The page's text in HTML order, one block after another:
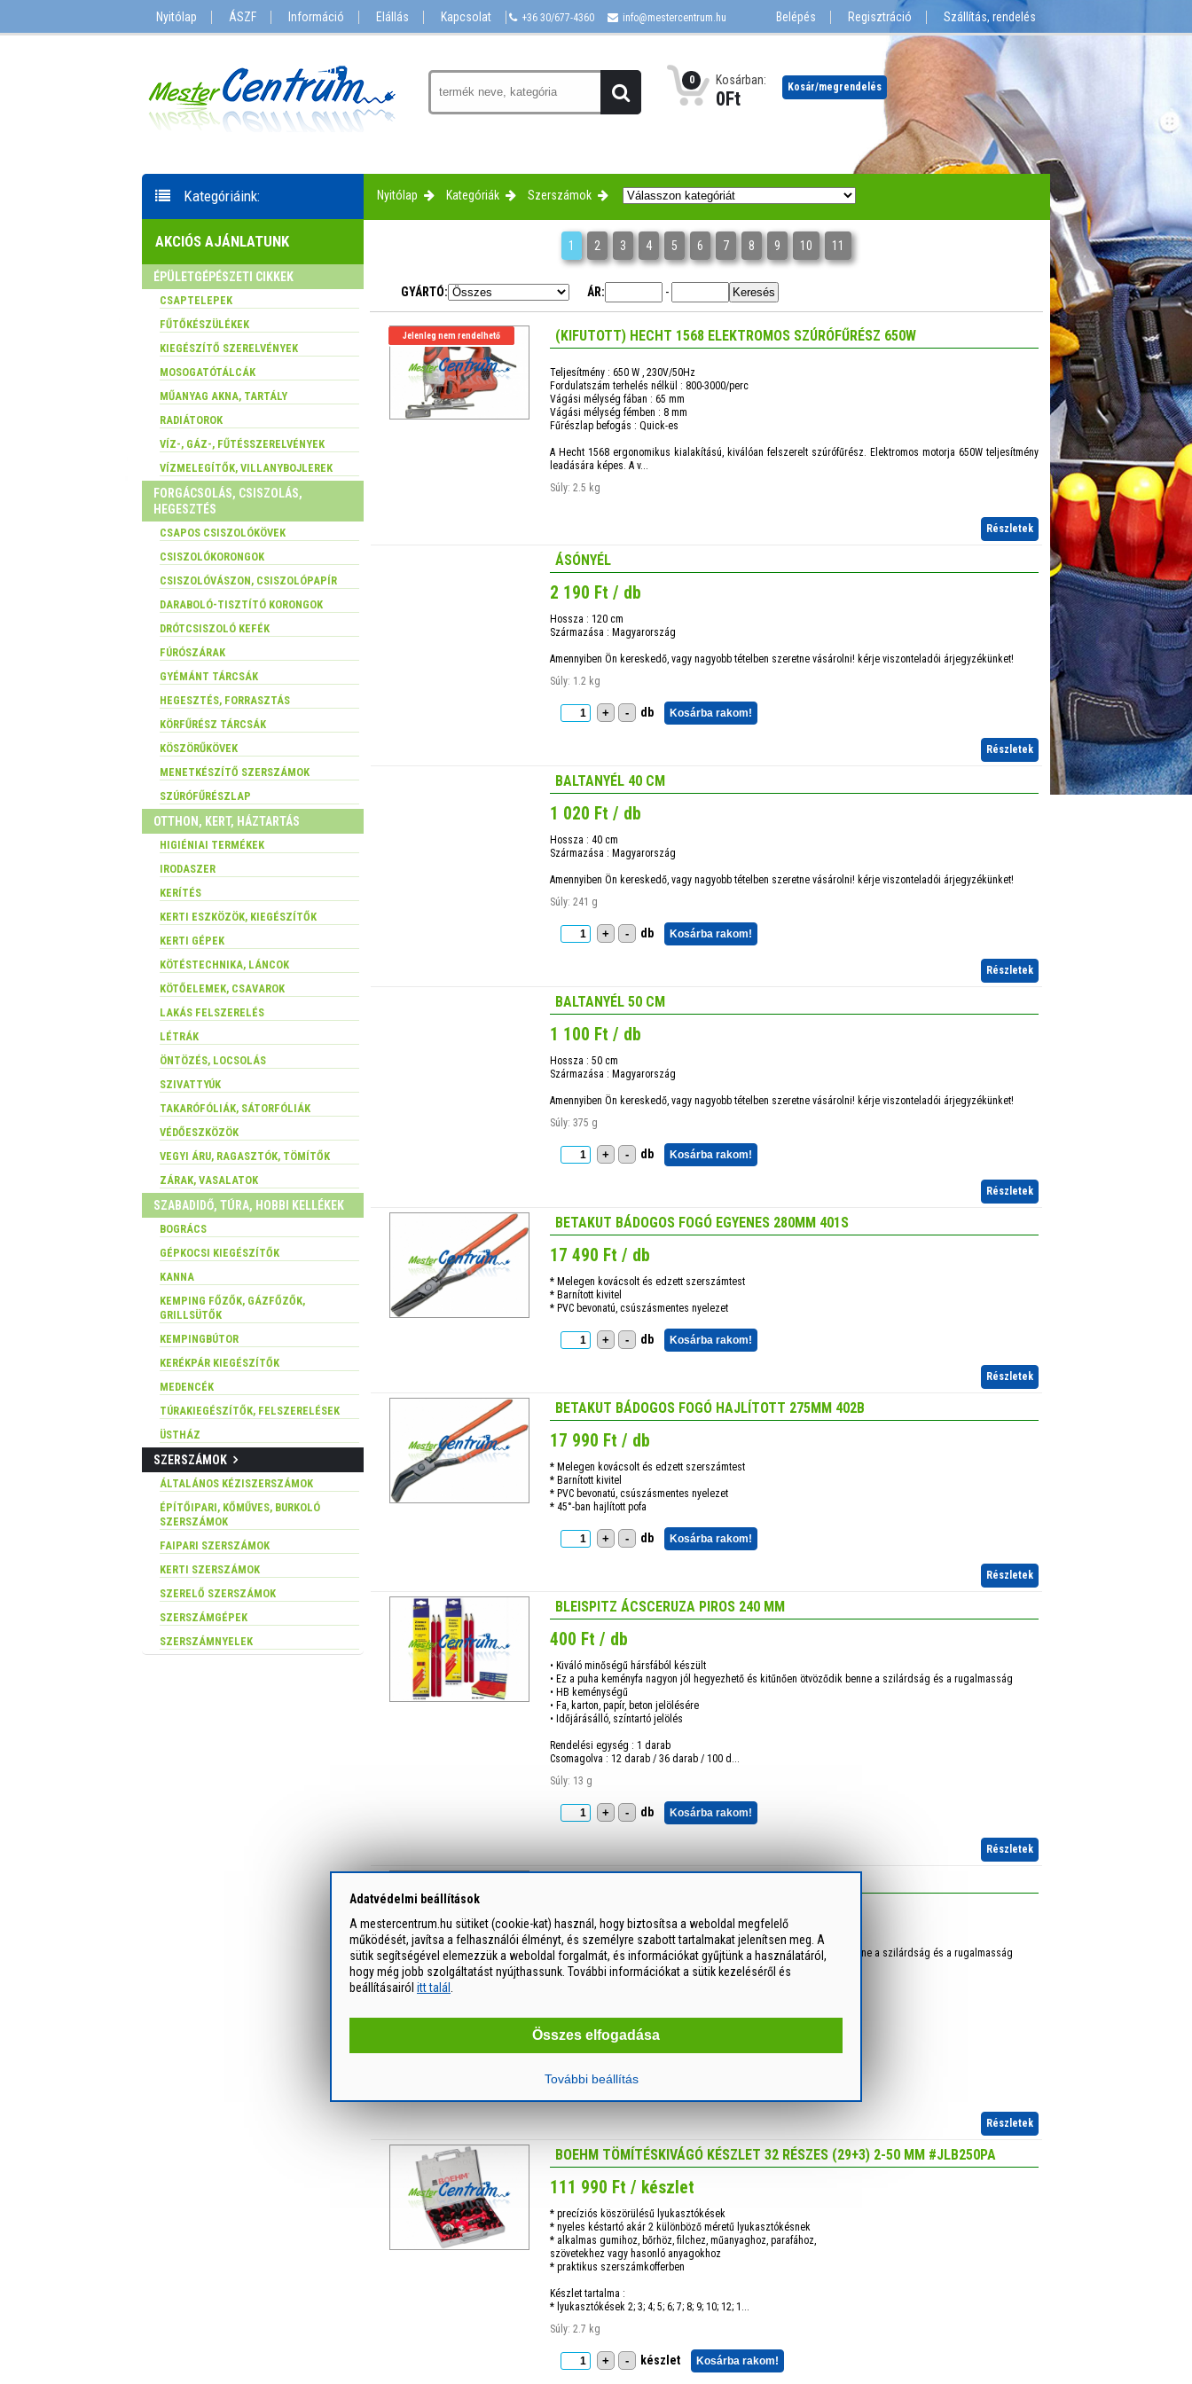
Nyitólap ÁSZF Információ Elállás Kapcsolat +36 30/677-4360 info@mestercentrum.hu Belépés Regisztráció Szállítás, rendelés
0 Kosárban:
0Ft
Kosár/megrendelés
Kategóriáink:
AKCIÓS AJÁNLATUNK
ÉPÜLETGÉPÉSZETI CIKKEK
CSAPTELEPEK
FŰTŐKÉSZÜLÉKEK
KIEGÉSZÍTŐ SZERELVÉNYEK
MOSOGATÓTÁLCÁK
MŰANYAG AKNA, TARTÁLY
RADIÁTOROK
VÍZ-, GÁZ-, FŰTÉSSZERELVÉNYEK
VÍZMELEGÍTŐK, VILLANYBOJLEREK
FORGÁCSOLÁS, CSISZOLÁS,
HEGESZTÉS
CSAPOS CSISZOLÓKÖVEK
CSISZOLÓKORONGOK
CSISZOLÓVÁSZON, CSISZOLÓPAPÍR
DARABOLÓ-TISZTÍTÓ KORONGOK
DRÓTCSISZOLÓ KEFÉK
FÚRÓSZÁRAK
GYÉMÁNT TÁRCSÁK
HEGESZTÉS, FORRASZTÁS
KÖRFŰRÉSZ TÁRCSÁK
KÖSZÖRŰKÖVEK
MENETKÉSZÍTŐ SZERSZÁMOK
SZÚRÓFŰRÉSZLAP
OTTHON, KERT, HÁZTARTÁS
HIGIÉNIAI TERMÉKEK
IRODASZER
KERÍTÉS
KERTI ESZKÖZÖK, KIEGÉSZÍTŐK
KERTI GÉPEK
KÖTÉSTECHNIKA, LÁNCOK
KÖTŐELEMEK, CSAVAROK
LAKÁS FELSZERELÉS
LÉTRÁK
ÖNTÖZÉS, LOCSOLÁS
SZIVATTYÚK
TAKARÓFÓLIÁK, SÁTORFÓLIÁK
VÉDŐESZKÖZÖK
VEGYI ÁRU, RAGASZTÓK, TÖMÍTŐK
ZÁRAK, VASALATOK
SZABADIDŐ, TÚRA, HOBBI KELLÉKEK
BOGRÁCS
GÉPKOCSI KIEGÉSZÍTŐK
KANNA
KEMPING FŐZŐK, GÁZFŐZŐK,
GRILLSÜTŐK
KEMPINGBÚTOR
KERÉKPÁR KIEGÉSZÍTŐK
MEDENCÉK
TÚRAKIEGÉSZÍTŐK, FELSZERELÉSEK
ÜSTHÁZ
SZERSZÁMOK
ÁLTALÁNOS KÉZISZERSZÁMOK
ÉPÍTŐIPARI, KŐMŰVES, BURKOLÓ
SZERSZÁMOK
FAIPARI SZERSZÁMOK
KERTI SZERSZÁMOK
SZERELŐ SZERSZÁMOK
SZERSZÁMGÉPEK
SZERSZÁMNYELEK
Adatvédelmi beállítások
A mestercentrum.hu sütiket (cookie-kat) használ, hogy biztosítsa a weboldal megfelelő
működését, javítsa a felhasználói élményt, és személyre szabott tartalmakat jelenítsen meg. A
sütik segítségével elemezzük a weboldal forgalmát, és információkat gyűjtünk a használatáról,
hogy még jobb szolgáltatást nyújthassunk. További információkat a sütik kezeléséről és
beállításairól itt talál
Összes elfogadása
További beállítás
Nyitólap Kategóriák Szerszámok
1 2 3 4 5 6 7 8 9 10 11
GYÁRTÓ: ÁR: -
Jelenleg nem rendelhető (KIFUTOTT) HECHT 1568 ELEKTROMOS SZÚRÓFŰRÉSZ 650W
Teljesítmény : 650 W , 230V/50Hz
Fordulatszám terhelés nélkül : 800-3000/perc
Vágási mélység fában : 65 mm
Vágási mélység fémben : 8 mm
Fűrészlap befogás : Quick-es
A Hecht 1568 ergonomikus kialakítású, kiválóan felszerelt szúrófűrész. Elektromos motorja 650W teljesítmény
leadására képes. A v...
Súly: 2.5 kg
Részletek
ÁSÓNYÉL
2 190 Ft / db
Hossza : 120 cm
Származása : Magyarország
Amennyiben Ön kereskedő, vagy nagyobb tételben szeretne vásárolni! kérje viszonteladói árjegyzékünket!
Súly: 1.2 kg
+ - db Kosárba rakom!
Részletek
BALTANYÉL 40 CM
1 020 Ft / db
Hossza : 40 cm
Származása : Magyarország
Amennyiben Ön kereskedő, vagy nagyobb tételben szeretne vásárolni! kérje viszonteladói árjegyzékünket!
Súly: 241 g
+ - db Kosárba rakom!
Részletek
BALTANYÉL 50 CM
1 100 Ft / db
Hossza : 50 cm
Származása : Magyarország
Amennyiben Ön kereskedő, vagy nagyobb tételben szeretne vásárolni! kérje viszonteladói árjegyzékünket!
Súly: 375 g
+ - db Kosárba rakom!
Részletek
BETAKUT BÁDOGOS FOGÓ EGYENES 280MM 401S
17 490 Ft / db
* Melegen kovácsolt és edzett szerszámtest
* Barnított kivitel
* PVC bevonatú, csúszásmentes nyelezet
+ - db Kosárba rakom!
Részletek
BETAKUT BÁDOGOS FOGÓ HAJLÍTOTT 275MM 402B
17 990 Ft / db
* Melegen kovácsolt és edzett szerszámtest
* Barnított kivitel
* PVC bevonatú, csúszásmentes nyelezet
* 45°-ban hajlított pofa
+ - db Kosárba rakom!
Részletek
BLEISPITZ ÁCSCERUZA PIROS 240 MM
400 Ft / db
• Kiváló minőségű hársfából készült
• Ez a puha keményfa nagyon jól hegyezhető és kitűnően ötvöződik benne a szilárdság és a rugalmasság
• HB keménységű
• Fa, karton, papír, beton jelölésére
• Időjárásálló, színtartó jelölés
Rendelési egység : 1 darab
Csomagolva : 12 darab / 36 darab / 100 d...
Súly: 13 g
+ - db Kosárba rakom!
Részletek
400 Ft / db
• Kiváló minőségű hársfából készült
• Ez a puha keményfa nagyon jól hegyezhető és kitűnően ötvöződik benne a szilárdság és a rugalmasság
• 6H/10H kemény grafit töltet
• Durva, kemény felületek, tégla, kő, beton jelölésére
Rendelési egység : 1 darab
Csomagolv...
Súly: 13 g
+ - db
Részletek
BOEHM TÖMÍTÉSKIVÁGÓ KÉSZLET 32 RÉSZES (29+3) 2-50 MM #JLB250PA
111 990 Ft / készlet
* precíziós köszörülésű lyukasztókések
* nyeles késtartó akár 2 különböző méretű lyukasztókésnek
* alkalmas gumihoz, bőrhöz, filchez, műanyaghoz, parafához,
szövetekhez vagy hasonló anyagokhoz
* praktikus szerszámkofferben
Készlet tartalma :
* lyukasztókések 2; 3; 4; 5; 6; 7; 8; 9; 10; 12; 1...
Súly: 2.7 kg
+ - készlet Kosárba rakom!